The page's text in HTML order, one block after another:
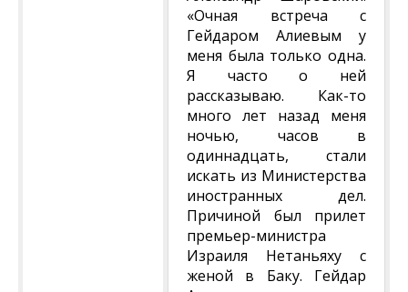
«Очная встреча с
Гейдаром Алиевым у
меня была только одна.
Я часто о ней
рассказываю. Как-то
много лет назад меня
ночью, часов в
одиннадцать, стали
искать из Министерства
иностранных дел.
Причиной был прилет
премьер-министра
Израиля Нетаньяху с
женой в Баку. Гейдар